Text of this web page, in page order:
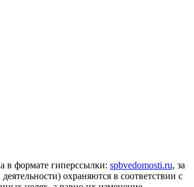
в формате гиперссылки: spbvedomosti.ru, за
охраняются в соответствии с